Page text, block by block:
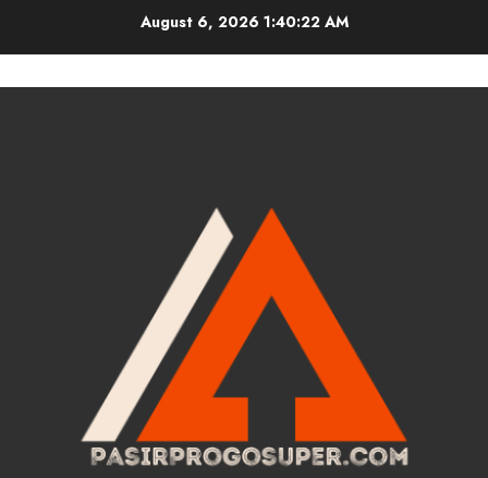
August 6, 2026 1:40:23 AM